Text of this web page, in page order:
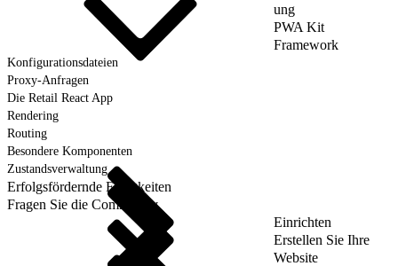
ung
PWA Kit
Framework
Konfigurationsdateien
Proxy-Anfragen
Die Retail React App
Rendering
Routing
Besondere Komponenten
Zustandsverwaltung
Erfolgsfördernde Fähigkeiten
Fragen Sie die Community
Einrichten
Erstellen Sie Ihre
Website